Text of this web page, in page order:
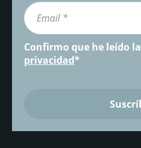
Confirmo que he leído la
privacidad*